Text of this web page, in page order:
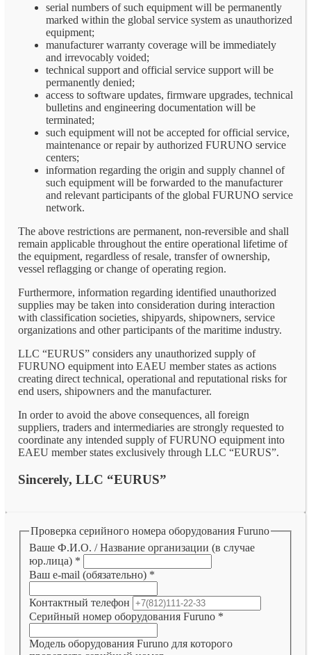
serial numbers of such equipment will be permanently
marked within the global service system as unauthorized
equipment;
manufacturer warranty coverage will be immediately
and irrevocably voided;
technical support and official service support will be
permanently denied;
access to software updates, firmware upgrades, technical
bulletins and engineering documentation will be
terminated;
such equipment will not be accepted for official service,
maintenance or repair by authorized FURUNO service
centers;
information regarding the origin and supply channel of
such equipment will be forwarded to the manufacturer
and relevant participants of the global FURUNO service
network.
The above restrictions are permanent, non-reversible and shall
remain applicable throughout the entire operational lifetime of
the equipment, regardless of resale, transfer of ownership,
vessel reflagging or change of operating region.
Furthermore, information regarding identified unauthorized
supplies may be taken into consideration during interaction
with classification societies, shipyards, shipowners, service
organizations and other participants of the maritime industry.
LLC “EURUS” considers any unauthorized supply of
FURUNO equipment into EAEU member states as actions
creating direct technical, operational and reputational risks for
end users, shipowners and the manufacturer.
In order to avoid the above consequences, all foreign
suppliers, traders and intermediaries are strongly requested to
coordinate any intended supply of FURUNO equipment into
EAEU member states exclusively through LLC “EURUS”.
Sincerely, LLC “EURUS”
Проверка серийного номера оборудования Furuno
Ваше Ф.И.О. / Название организации (в случае
юр.лица) *
Ваш e-mail (обязательно) *
Контактный телефон
Серийный номер оборудования Furuno *
Модель оборудования Furuno для которого